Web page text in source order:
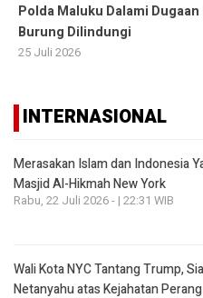
Polda Maluku Dalami
Burung Dilindungi
25 Juli 2026
INTERNASIONAL
Merasakan Islam dan Indonesia
Masjid Al-Hikmah New York
Rabu, 22 Juli 2026 - | 22:31 WIB
Wali Kota NYC Tantang Trump,
Netanyahu atas Kejahatan Perang